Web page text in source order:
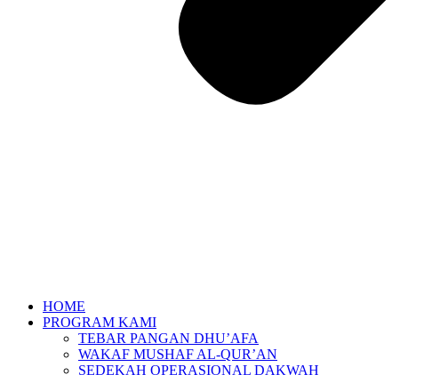
HOME
PROGRAM KAMI
TEBAR PANGAN DHU’AFA
WAKAF MUSHAF AL-QUR’AN
SEDEKAH OPERASIONAL DAKWAH